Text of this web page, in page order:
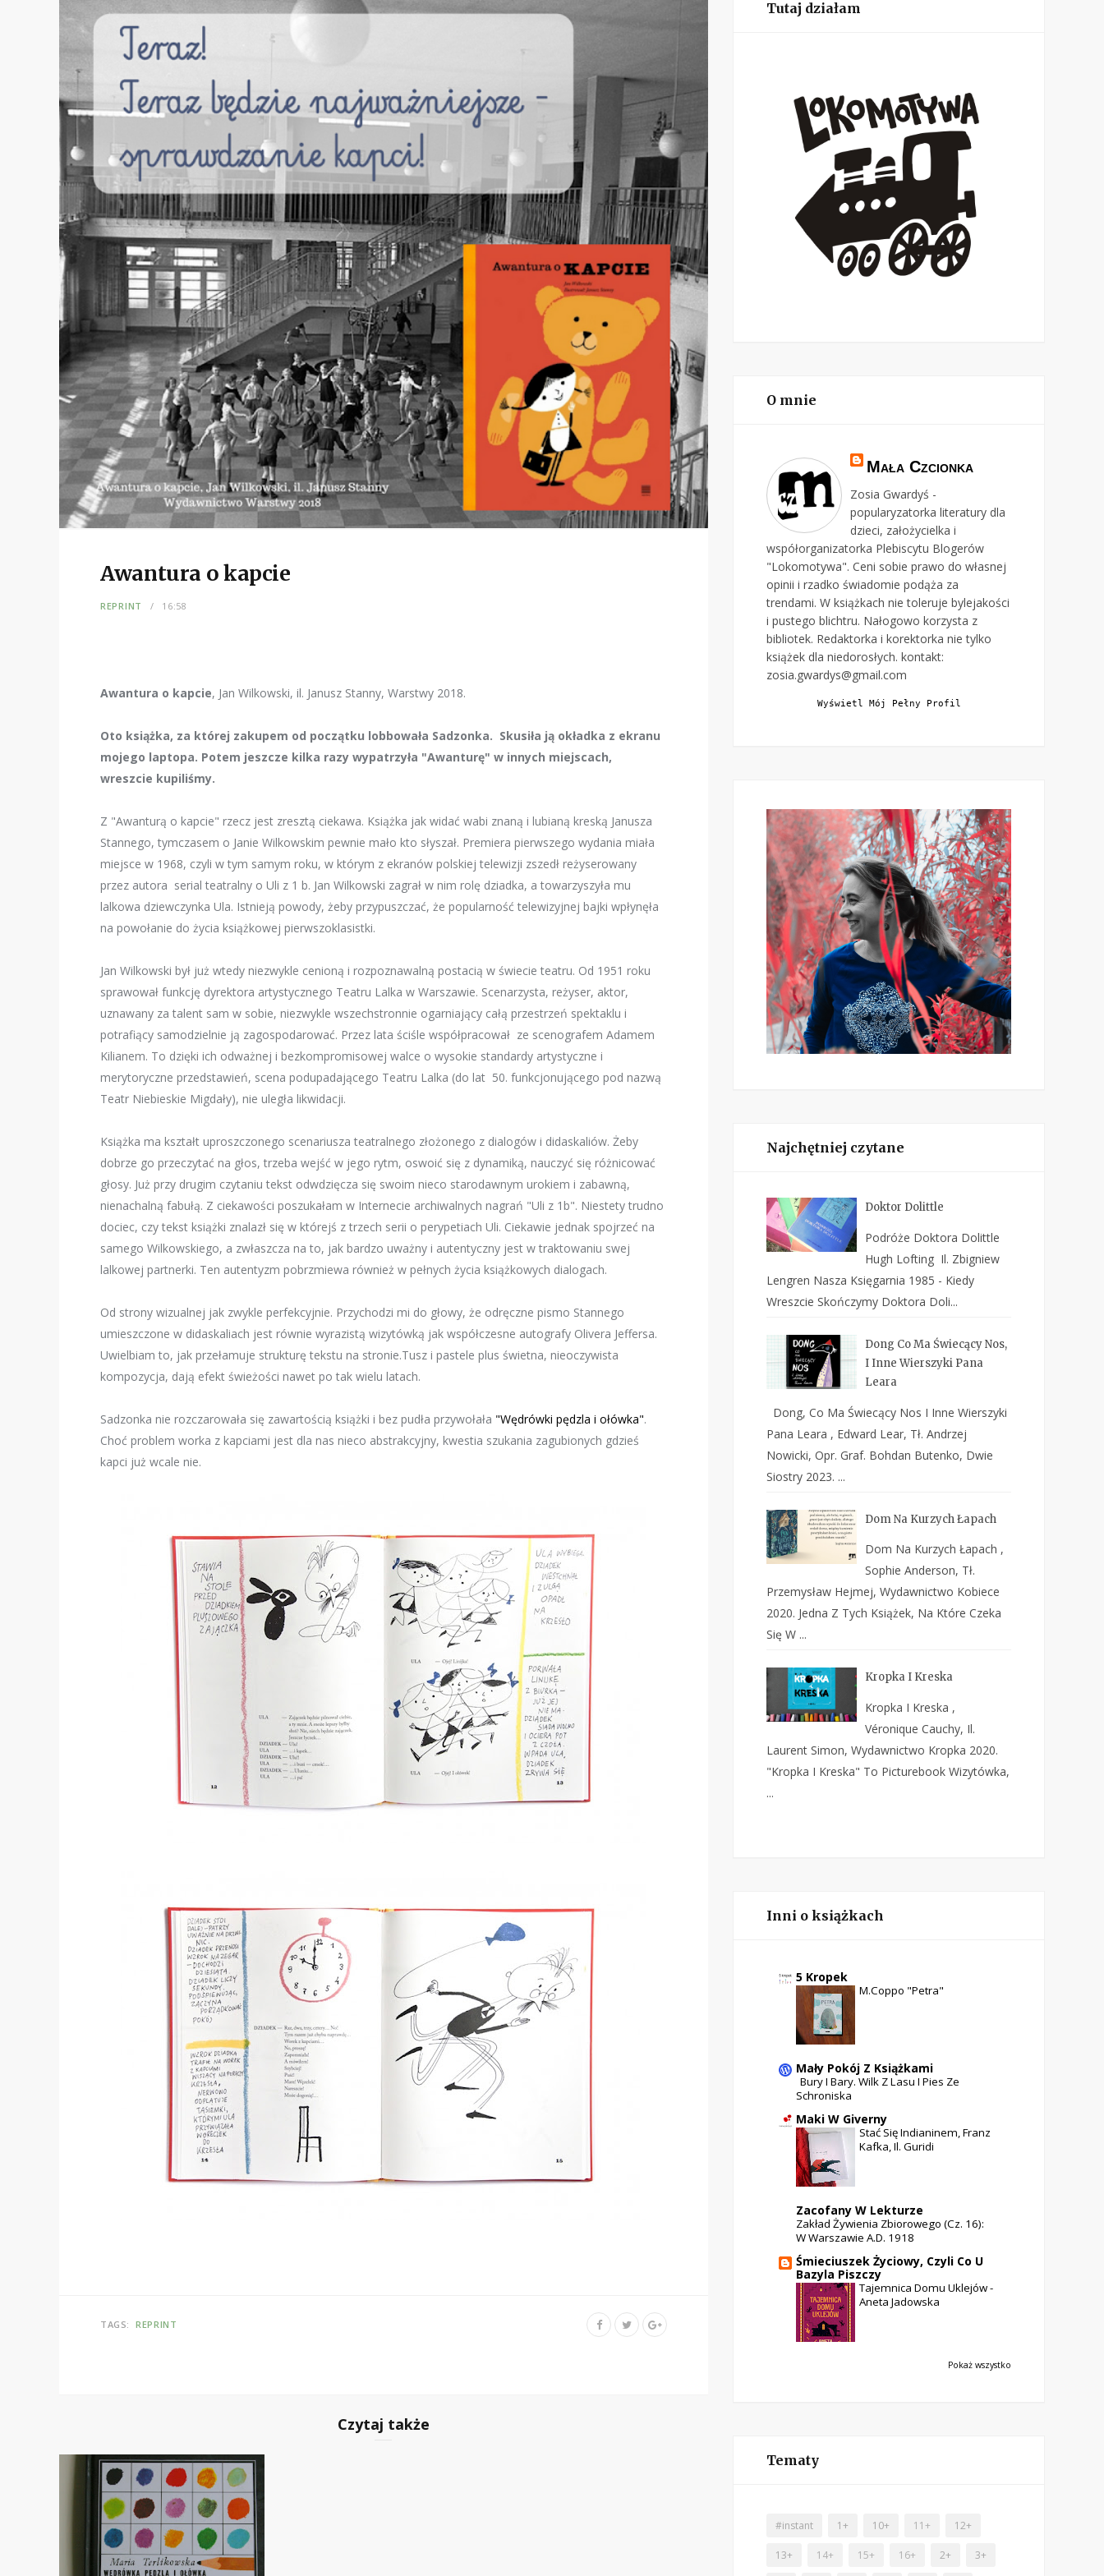
Awantura o kapcie
REPRINT 16:58
Awantura o kapcie, Jan Wilkowski, il. Janusz Stanny, Warstwy 2018.
Oto książka, za której zakupem od początku lobbowała Sadzonka. Skusiła ją okładka z ekranu
mojego laptopa. Potem jeszcze kilka razy wypatrzyła "Awanturę" w innych miejscach,
wreszcie kupiliśmy.
Z "Awanturą o kapcie" rzecz jest zresztą ciekawa. Książka jak widać wabi znaną i lubianą kreską Janusza
Stannego, tymczasem o Janie Wilkowskim pewnie mało kto słyszał. Premiera pierwszego wydania miała
miejsce w 1968, czyli w tym samym roku, w którym z ekranów polskiej telewizji zszedł reżyserowany
przez autora serial teatralny o Uli z 1 b. Jan Wilkowski zagrał w nim rolę dziadka, a towarzyszyła mu
lalkowa dziewczynka Ula. Istnieją powody, żeby przypuszczać, że popularność telewizyjnej bajki wpłynęła
na powołanie do życia książkowej pierwszoklasistki.
Jan Wilkowski był już wtedy niezwykle cenioną i rozpoznawalną postacią w świecie teatru. Od 1951 roku
sprawował funkcję dyrektora artystycznego Teatru Lalka w Warszawie. Scenarzysta, reżyser, aktor,
uznawany za talent sam w sobie, niezwykle wszechstronnie ogarniający całą przestrzeń spektaklu i
potrafiący samodzielnie ją zagospodarować. Przez lata ściśle współpracował ze scenografem Adamem
Kilianem. To dzięki ich odważnej i bezkompromisowej walce o wysokie standardy artystyczne i
merytoryczne przedstawień, scena podupadającego Teatru Lalka (do lat 50. funkcjonującego pod nazwą
Teatr Niebieskie Migdały), nie uległa likwidacji.
Książka ma kształt uproszczonego scenariusza teatralnego złożonego z dialogów i didaskaliów. Żeby
dobrze go przeczytać na głos, trzeba wejść w jego rytm, oswoić się z dynamiką, nauczyć się różnicować
głosy. Już przy drugim czytaniu tekst odwdzięcza się swoim nieco starodawnym urokiem i zabawną,
nienachalną fabułą. Z ciekawości poszukałam w Internecie archiwalnych nagrań "Uli z 1b". Niestety trudno
dociec, czy tekst książki znalazł się w którejś z trzech serii o perypetiach Uli. Ciekawie jednak spojrzeć na
samego Wilkowskiego, a zwłaszcza na to, jak bardzo uważny i autentyczny jest w traktowaniu swej
lalkowej partnerki. Ten autentyzm pobrzmiewa również w pełnych życia książkowych dialogach.
Od strony wizualnej jak zwykle perfekcyjnie. Przychodzi mi do głowy, że odręczne pismo Stannego
umieszczone w didaskaliach jest równie wyrazistą wizytówką jak współczesne autografy Olivera Jeffersa.
Uwielbiam to, jak przełamuje strukturę tekstu na stronie.Tusz i pastele plus świetna, nieoczywista
kompozycja, dają efekt świeżości nawet po tak wielu latach.
Sadzonka nie rozczarowała się zawartością książki i bez pudła przywołała "Wędrówki pędzla i ołówka".
Choć problem worka z kapciami jest dla nas nieco abstrakcyjny, kwestia szukania zagubionych gdzieś
kapci już wcale nie.
TAGS: REPRINT
Czytaj także
Tutaj działam
O mnie
Mała Czcionka
Zosia Gwardyś -
popularyzatorka literatury dla
dzieci, założycielka i
współorganizatorka Plebiscytu Blogerów
"Lokomotywa". Ceni sobie prawo do własnej
opinii i rzadko świadomie podąża za
trendami. W książkach nie toleruje bylejakości
i pustego blichtru. Nałogowo korzysta z
bibliotek. Redaktorka i korektorka nie tylko
książek dla niedorosłych. kontakt:
zosia.gwardys@gmail.com
Wyświetl Mój Pełny Profil
Najchętniej czytane
Doktor Dolittle
Podróże Doktora Dolittle
Hugh Lofting Il. Zbigniew
Lengren Nasza Księgarnia 1985 - Kiedy
Wreszcie Skończymy Doktora Doli...
Dong Co Ma Świecący Nos,
I Inne Wierszyki Pana
Leara
Dong, Co Ma Świecący Nos I Inne Wierszyki
Pana Leara , Edward Lear, Tł. Andrzej
Nowicki, Opr. Graf. Bohdan Butenko, Dwie
Siostry 2023. ...
Dom Na Kurzych Łapach
Dom Na Kurzych Łapach ,
Sophie Anderson, Tł.
Przemysław Hejmej, Wydawnictwo Kobiece
2020. Jedna Z Tych Książek, Na Które Czeka
Się W ...
Kropka I Kreska
Kropka I Kreska ,
Véronique Cauchy, Il.
Laurent Simon, Wydawnictwo Kropka 2020.
"Kropka I Kreska" To Picturebook Wizytówka,
...
Inni o książkach
5 Kropek
M.Coppo "Petra"
Mały Pokój Z Książkami
Bury I Bary. Wilk Z Lasu I Pies Ze
Schroniska
Maki W Giverny
Stać Się Indianinem, Franz
Kafka, Il. Guridi
Zacofany W Lekturze
Zakład Żywienia Zbiorowego (cz. 16):
W Warszawie A.D. 1918
Śmieciuszek Życiowy, Czyli Co U
Bazyla Piszczy
Tajemnica Domu Uklejów -
Aneta Jadowska
Pokaż wszystko
Tematy
#instant 1+ 10+ 11+ 12+
13+ 14+ 15+ 16+ 2+ 3+